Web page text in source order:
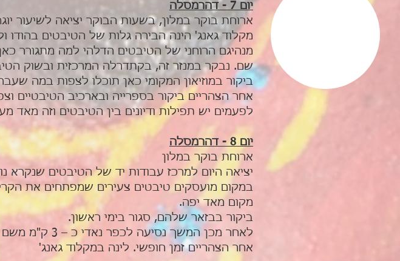
יום 7 - דהרמסלה
ארוחת בוקר במלון, בשעות הבוקר יציאה לשיעור
מקלוד גאנג' הינה הבירה גלות של הטיבטים
שם. נבקר במנזר זה, בקתדרלה המרכזית ובשוק
ביקור במוזיאון המקומי כאן תוכלו לצפות במה
אחר הצהריים ביקור בספרייה ובארכיב הטיבטיים
לפעמים יש תפילות ודיונים בין הטיבטים וזה מאד
יום 8 - דהרמסלה
ארוחת בוקר במלון
יציאה היום למרכז עבודות יד של הטיבטים שנקרא
במקום מועסקים טיבטים צעירים שמפתחים את
מקום מאד יפה.
ביקור בבזאר שלהם, סגור בימי ראשון.
לאחר מכן המשך נסיעה לכפר נאדי כ – 3 ק"מ משם לטייל בכפר ולראות את חיי המקומיים.
אחר הצהריים זמן חופשי. לינה במקלוד גאנג'